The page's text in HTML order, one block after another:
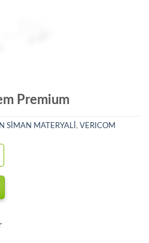
Premium
SİMAN MATERYALİ , VERICOM